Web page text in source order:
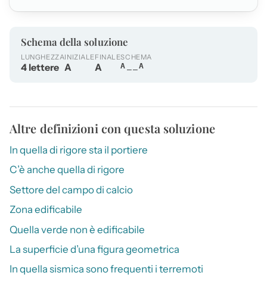
Schema della soluzione
LUNGHEZZA
4 lettere
INIZIALE
A
FINALE
A
SCHEMA
A__A
Altre definizioni con questa soluzione
In quella di rigore sta il portiere
C’è anche quella di rigore
Settore del campo di calcio
Zona edificabile
Quella verde non è edificabile
La superficie d’una figura geometrica
In quella sismica sono frequenti i terremoti